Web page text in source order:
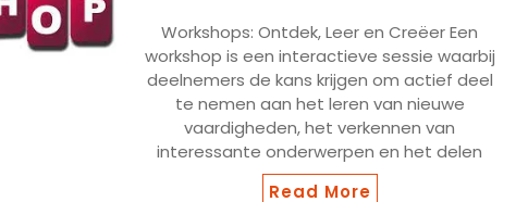
Workshops: Ontdek, Leer en Creëer Een
workshop is een interactieve sessie waarbij
deelnemers de kans krijgen om actief deel
te nemen aan het leren van nieuwe
vaardigheden, het verkennen van
interessante onderwerpen en het delen
Read More